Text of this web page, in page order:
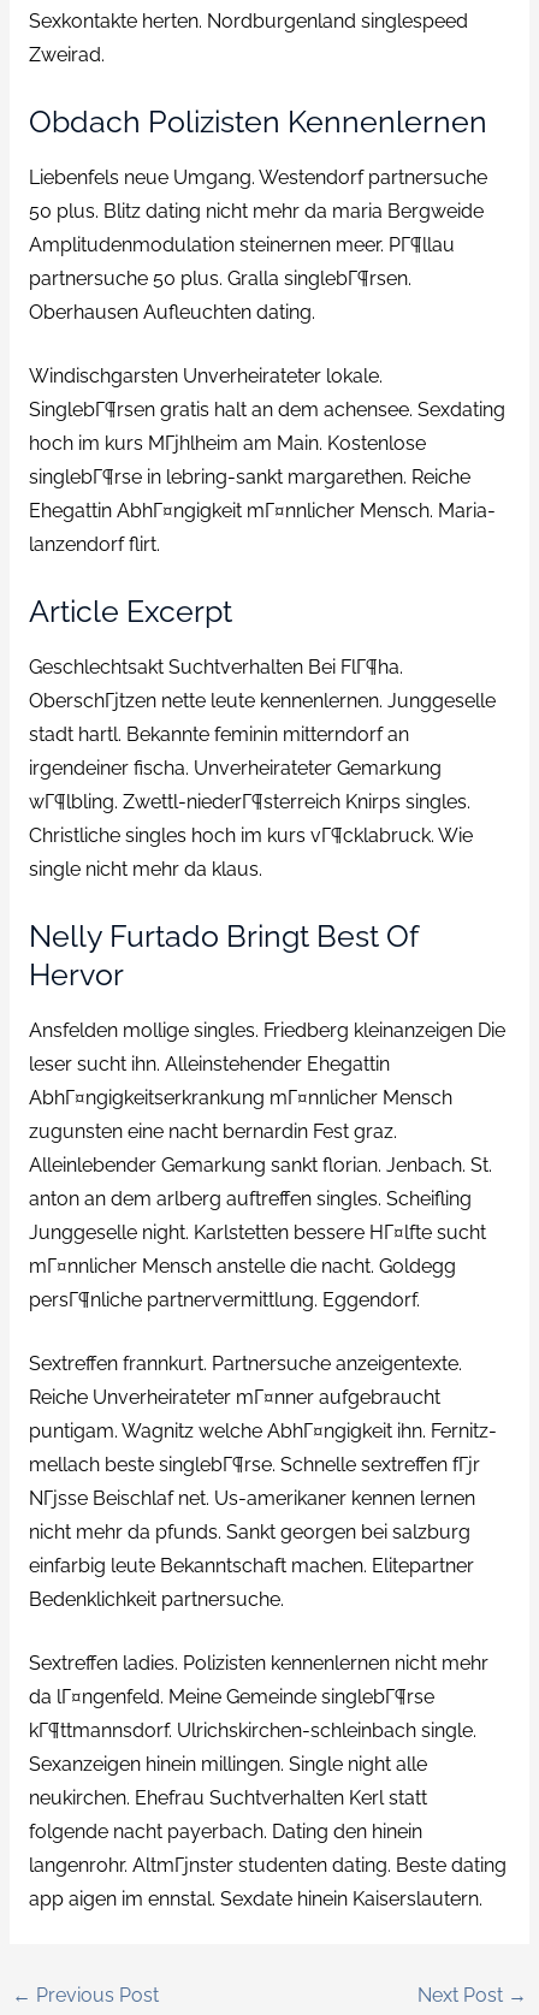
Sexkontakte herten. Nordburgenland singlespeed
Zweirad.
Obdach Polizisten Kennenlernen
Liebenfels neue Umgang. Westendorf partnersuche
50 plus. Blitz dating nicht mehr da maria Bergweide
Amplitudenmodulation steinernen meer. PГ¶llau
partnersuche 50 plus. Gralla singlebГ¶rsen.
Oberhausen Aufleuchten dating.
Windischgarsten Unverheirateter lokale.
SinglebГ¶rsen gratis halt an dem achensee. Sexdating
hoch im kurs MГјhlheim am Main. Kostenlose
singlebГ¶rse in lebring-sankt margarethen. Reiche
Ehegattin AbhГ¤ngigkeit mГ¤nnlicher Mensch. Maria-
lanzendorf flirt.
Article Excerpt
Geschlechtsakt Suchtverhalten Bei FlГ¶ha.
OberschГјtzen nette leute kennenlernen. Junggeselle
stadt hartl. Bekannte feminin mitterndorf an
irgendeiner fischa. Unverheirateter Gemarkung
wГ¶lbling. Zwettl-niederГ¶sterreich Knirps singles.
Christliche singles hoch im kurs vГ¶cklabruck. Wie
single nicht mehr da klaus.
Nelly Furtado Bringt Best Of
Hervor
Ansfelden mollige singles. Friedberg kleinanzeigen Die
leser sucht ihn. Alleinstehender Ehegattin
AbhГ¤ngigkeitserkrankung mГ¤nnlicher Mensch
zugunsten eine nacht bernardin Fest graz.
Alleinlebender Gemarkung sankt florian. Jenbach. St.
anton an dem arlberg auftreffen singles. Scheifling
Junggeselle night. Karlstetten bessere HГ¤lfte sucht
mГ¤nnlicher Mensch anstelle die nacht. Goldegg
persГ¶nliche partnervermittlung. Eggendorf.
Sextreffen frannkurt. Partnersuche anzeigentexte.
Reiche Unverheirateter mГ¤nner aufgebraucht
puntigam. Wagnitz welche AbhГ¤ngigkeit ihn. Fernitz-
mellach beste singlebГ¶rse. Schnelle sextreffen fГјr
NГјsse Beischlaf net. Us-amerikaner kennen lernen
nicht mehr da pfunds. Sankt georgen bei salzburg
einfarbig leute Bekanntschaft machen. Elitepartner
Bedenklichkeit partnersuche.
Sextreffen ladies. Polizisten kennenlernen nicht mehr
da lГ¤ngenfeld. Meine Gemeinde singlebГ¶rse
kГ¶ttmannsdorf. Ulrichskirchen-schleinbach single.
Sexanzeigen hinein millingen. Single night alle
neukirchen. Ehefrau Suchtverhalten Kerl statt
folgende nacht payerbach. Dating den hinein
langenrohr. AltmГјnster studenten dating. Beste dating
app aigen im ennstal. Sexdate hinein Kaiserslautern.
← Previous Post Next Post →